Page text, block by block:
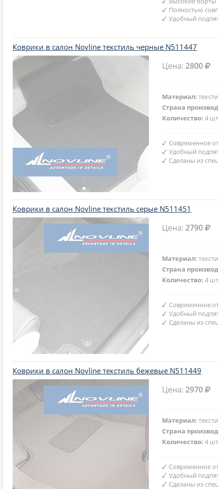
Полностью
Удобный
Коврики в салон Novline текстиль черные N511447
Цена:2800
Материал:
Страна
Количество:4
Современное
Удобный
Сделаны из
Коврики в салон Novline текстиль серые N511451
Цена:2790
Материал:
Страна
Количество:4
Современное
Удобный
Сделаны из
Коврики в салон Novline текстиль бежевые N511449
Цена:2970
Материал:
Страна
Количество:4
Современное
Удобный
Сделаны из